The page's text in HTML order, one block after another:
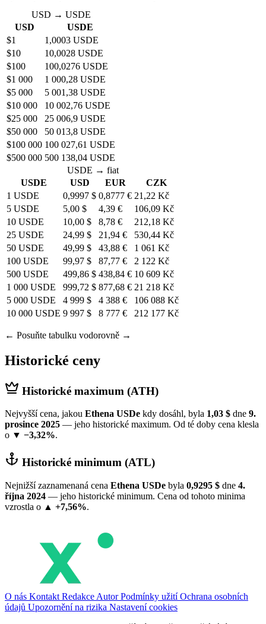
USD → USDE
USD
USDE
$1
1,0003 USDE
$10
10,0028 USDE
$100
100,0276 USDE
$1 000
1 000,28 USDE
$5 000
5 001,38 USDE
$10 000
10 002,76 USDE
$25 000
25 006,9 USDE
$50 000
50 013,8 USDE
$100 000 100 027,61 USDE
$500 000 500 138,04 USDE
USDE → fiat
USDE
USD EUR
CZK
1 USDE
0,9997 $ 0,8777 € 21,22 Kč
5 USDE
5,00 $ 4,39 €
106,09 Kč
10 USDE
10,00 $ 8,78 €
212,18 Kč
25 USDE
24,99 $ 21,94 €
530,44 Kč
50 USDE
49,99 $ 43,88 €
1 061 Kč
100 USDE
99,97 $ 87,77 €
2 122 Kč
500 USDE
499,86 $ 438,84 € 10 609 Kč
1 000 USDE
999,72 $ 877,68 € 21 218 Kč
5 000 USDE
4 999 $ 4 388 €
106 088 Kč
10 000 USDE 9 997 $ 8 777 € 212 177 Kč
← Posuňte tabulku vodorovně →
Historické ceny
Historické maximum (ATH)
Nejvyšší cena, jakou Ethena USDe kdy dosáhl, byla 1,03 $ dne 9.
prosince 2025 — jeho historické maximum. Od té doby cena klesla
o ▼ −3,32%.
Historické minimum (ATL)
Nejnižší zaznamenaná cena Ethena USDe byla 0,9295 $ dne 4.
října 2024 — jeho historické minimum. Cena od tohoto minima
vzrostla o ▲ +7,56%.
O nás Kontakt Redakce AutorPodmínky užitíOchrana osobních
údajů Upozornění na rizika Nastavení cookies